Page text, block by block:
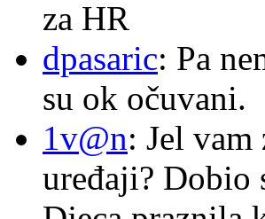
za HR
dpasaric: Pa
su ok očuvani.
1v@n: Jel
uređaji? Dobio